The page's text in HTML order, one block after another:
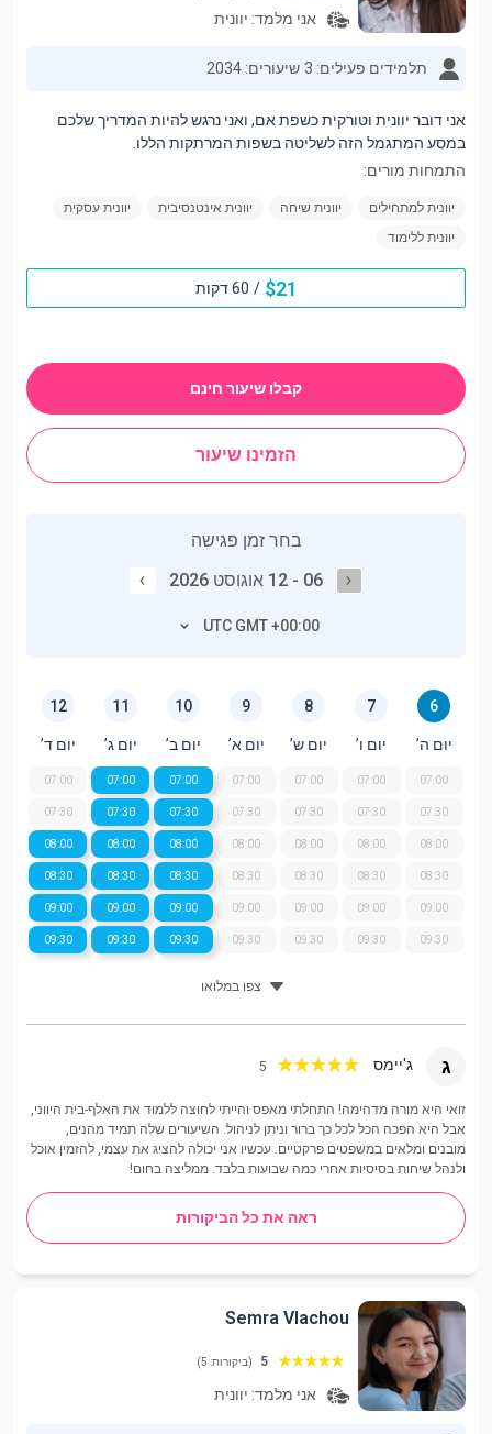
אני מלמד: יוונית
תלמידים פעילים: 3 שיעורים: 2034
אני דובר יוונית וטורקית כשפת אם, ואני נרגש להיות המדריך שלכם
במסע המתגמל הזה לשליטה בשפות המרתקות הללו.
התמחות מורים:
יוונית למתחילים יוונית שיחה יוונית אינטנסיבית
יוונית עסקית
יוונית ללימוד
21
$
/ 60 דקות
קבלו שיעור חינם
הזמינו שיעור
בחר זמן פגישה
06 - 12 אוגוסט 2026
UTC GMT +00:00
6
יום ה’
07:00
07:30
08:00
08:30
09:00
09:30
7
יום ו’
07:00
07:30
08:00
08:30
09:00
09:30
8
יום ש’
07:00
07:30
08:00
08:30
09:00
09:30
9
יום א’
07:00
07:30
08:00
08:30
09:00
09:30
10
יום ב’
07:00
07:30
08:00
08:30
09:00
09:30
11
יום ג’
07:00
07:30
08:00
08:30
09:00
09:30
12
יום ד’
07:00
07:30
08:00
08:30
09:00
09:30
צפו במלואו
ג ג'יימס 5
זואי היא מורה מדהימה! התחלתי מאפס והייתי לחוצה ללמוד את האלף-בית היווני,
אבל היא הפכה הכל לכל כך ברור וניתן לניהול. השיעורים שלה תמיד מהנים,
מובנים ומלאים במשפטים פרקטיים. עכשיו אני יכולה להציג את עצמי, להזמין אוכל
ולנהל שיחות בסיסיות אחרי כמה שבועות בלבד. ממליצה בחום!
ראה את כל הביקורות
Semra Vlachou
5 (ביקורות: 5)
אני מלמד: יוונית